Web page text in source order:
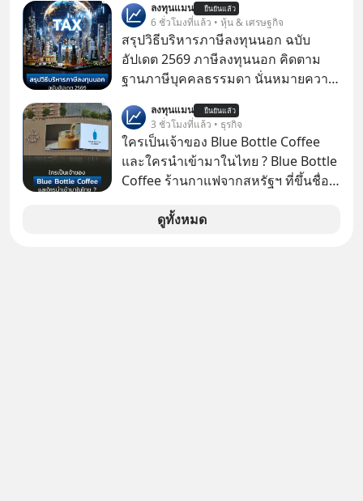
เรื่องจ้อจี้ หาคำตอบได้ที่ “ป้าเก๋าเล่ากล
โกง” EP4 ตอน “เขาบอกว่าจะได้เงิน
คืน” #ป้าเก๋าเล่ากลโกง #แก้เกมกลโกง
#อยู่อย่างยั่งยืน #Cybersecurity #เตือน
ภัยออนไลน์
ลงทุนแมน ยืนยันแล้ว
6 ชั่วโมงที่แล้ว • หุ้น & เศรษฐกิจ
สรุปวิธีบริหารภาษีลงทุนนอก ฉบับ
อัปเดต 2569 ภาษีลงทุนนอก คิดตาม
ฐานภาษีบุคคลธรรมดา นั่นหมายความ
ลงทุนแมน ยืนยันแล้ว
3 ชั่วโมงที่แล้ว • ธุรกิจ
ใครเป็นเจ้าของ Blue Bottle Coffee
และใครนำเข้ามาในไทย ? Blue Bottle
Coffee ร้านกาแฟจากสหรัฐฯ ที่ขึ้นชื่อ
แรกในประเทศไทย ที่ Central Park
ดูทั้งหมด